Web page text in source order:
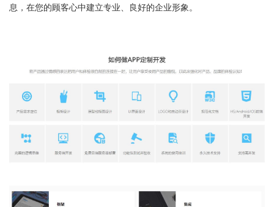
息，在您的顾客心中建立专业、良好的企业形象。